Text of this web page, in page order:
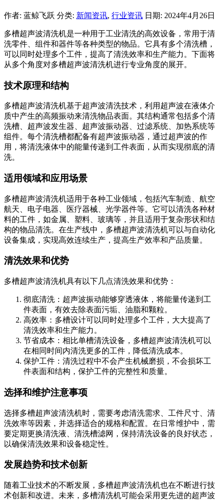
作者: 蓝鲸飞跃 分类: 新闻资讯, 行业资讯 日期: 2024年4月26日
多槽超声波清洗机是一种用于工业清洗的高效设备，常用于清
洗零件、组件和器件等各种类型的物品。它具有多个清洗槽，
可以同时处理多个工件，提高了清洗效率和生产能力。下面将
从多个角度对多槽超声波清洗机进行专业角度的展开。
技术原理和结构
多槽超声波清洗机基于超声波清洗技术，利用超声波在液体介
质中产生的高频振动来清洗物品表面。其结构通常包括多个清
洗槽、超声波发生器、超声波振动器、过滤系统、加热系统等
组件。每个清洗槽都配备有超声波振动器，通过超声波的作
用，将清洗液体中的能量传递到工件表面，从而实现彻底的清
洗。
适用领域和应用场景
多槽超声波清洗机适用于各种工业领域，包括汽车制造、航空
航天、电子电器、医疗器械、光学器件等。它可以清洗各种材
料的工件，如金属、塑料、玻璃等，并且适用于复杂形状和结
构的物品清洗。在生产线中，多槽超声波清洗机可以与自动化
设备集成，实现高效连续生产，提高生产效率和产品质量。
清洗效果和优势
多槽超声波清洗机具有以下几点清洗效果和优势：
彻底清洗：超声波振动能够穿透液体，将能量传递到工
件表面，有效去除表面污垢、油脂和颗粒。
高效率：多槽设计可以同时处理多个工件，大大提高了
清洗效率和生产能力。
节省成本：相比单槽清洗设备，多槽超声波清洗机可以
在相同时间内清洗更多的工件，降低清洗成本。
保护工件：清洗过程中不会产生机械磨损，不会损坏工
件表面和结构，保护工件的完整性和质量。
选择和维护注意事项
选择多槽超声波清洗机时，需要考虑清洗需求、工件尺寸、清
洗效率等因素，并选择适合的规格和配置。在日常维护中，需
要定期更换清洗液、清洗槽滤网，保持清洗设备的良好状态，
以确保清洗效果和设备稳定性。
发展趋势和技术创新
随着工业技术的不断发展，多槽超声波清洗机也在不断进行技
术创新和改进。未来，多槽清洗机可能会采用更先进的超声波